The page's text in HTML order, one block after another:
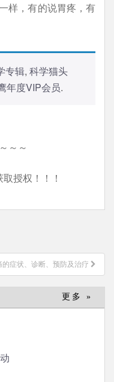
样，有的说胃疼，有
专辑, 科学猫头
年度VIP会员.
～～
授权！！！
症状、诊断、预防及治疗
更多 »